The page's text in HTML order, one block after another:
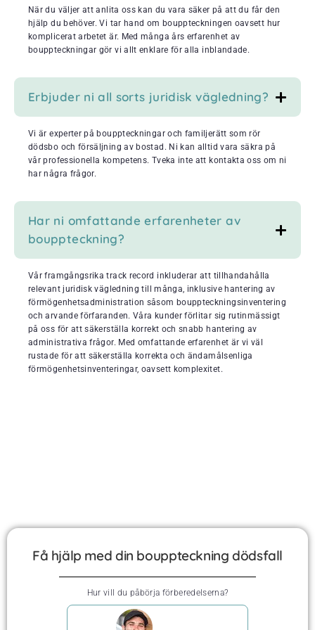
När du väljer att anlita oss kan du vara säker på att du får den
hjälp du behöver. Vi tar hand om bouppteckningen oavsett hur
komplicerat arbetet är. Med många års erfarenhet av
bouppteckningar gör vi allt enklare för alla inblandade.
Erbjuder ni all sorts juridisk vägledning?
Vi är experter på bouppteckningar och familjerätt som rör
dödsbo och försäljning av bostad. Ni kan alltid vara säkra på
vår professionella kompetens. Tveka inte att kontakta oss om ni
har några frågor.
Har ni omfattande erfarenheter av
bouppteckning?
Vår framgångsrika track record inkluderar att tillhandahålla
relevant juridisk vägledning till många, inklusive hantering av
förmögenhetsadministration såsom bouppteckningsinventering
och arvande förfaranden. Våra kunder förlitar sig rutinmässigt
på oss för att säkerställa korrekt och snabb hantering av
administrativa frågor. Med omfattande erfarenhet är vi väl
rustade för att säkerställa korrekta och ändamålsenliga
förmögenhetsinventeringar, oavsett komplexitet.
Få hjälp med din bouppteckning dödsfall
Hur vill du påbörja förberedelserna?